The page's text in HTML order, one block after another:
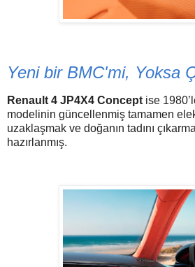
Yeni bir BMC'mi, Yoksa
Renault 4 JP4X4 Concept ise
modelinin güncellenmiş tamamen
uzaklaşmak ve doğanın tadını
hazırlanmış.